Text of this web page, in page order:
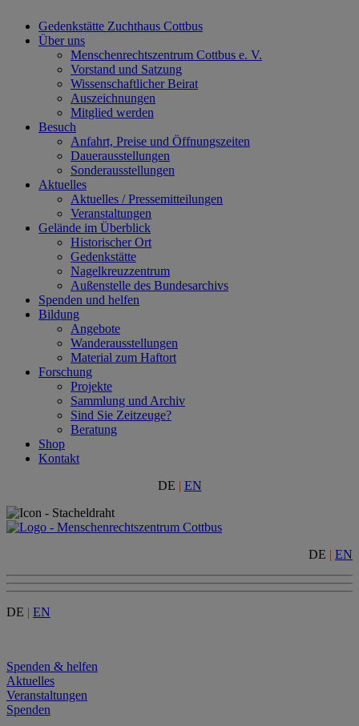
Gedenkstätte Zuchthaus Cottbus
Über uns
Menschenrechtszentrum Cottbus e. V.
Vorstand und Satzung
Wissenschaftlicher Beirat
Auszeichnungen
Mitglied werden
Besuch
Anfahrt, Preise und Öffnungszeiten
Dauerausstellungen
Sonderausstellungen
Aktuelles
Aktuelles / Pressemitteilungen
Veranstaltungen
Gelände im Überblick
Historischer Ort
Gedenkstätte
Nagelkreuzzentrum
Außenstelle des Bundesarchivs
Spenden und helfen
Bildung
Angebote
Wanderausstellungen
Material zum Haftort
Forschung
Projekte
Sammlung und Archiv
Sind Sie Zeitzeuge?
Beratung
Shop
Kontakt
DE | EN
DE | EN
DE | EN
Spenden & helfen
Aktuelles
Veranstaltungen
Spenden